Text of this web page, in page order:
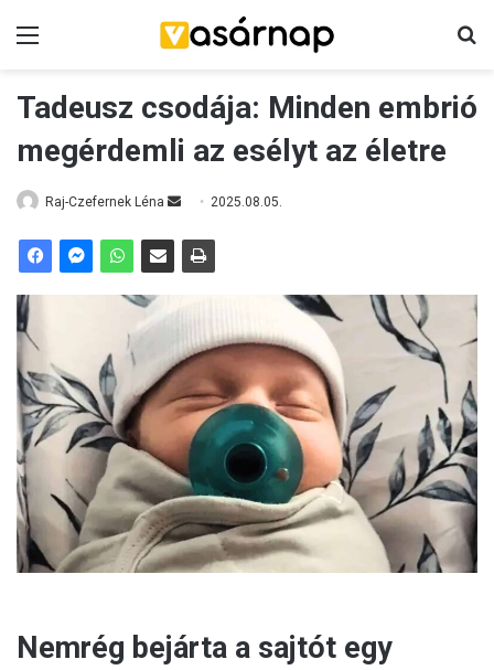
Tadeusz csodája: Minden embrió
megérdemli az esélyt az életre
Raj-Czefernek Léna
e
a
i
l
2025.08.05.
Nemrég bejárta a sajtót egy